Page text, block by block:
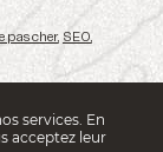
pas cher, SEO
services. En
acceptez leur